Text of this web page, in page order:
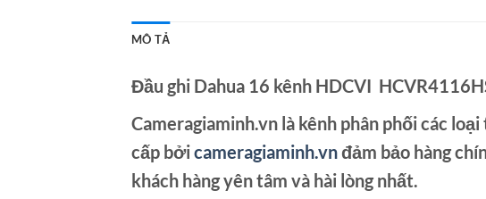
MÔ TẢ
Đầu ghi Dahua 16 kênh HDCVI
Cameragiaminh.vn là kênh phân phối các
cấp bởicameragiaminh.vnđảm bảo hàng
khách hàng yên tâm và hài lòng nhất.